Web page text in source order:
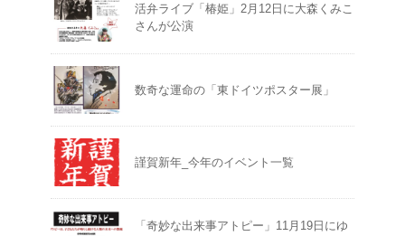
活弁ライブ「椿姫」2月12日に大森くみこ
さんが公演
数奇な運命の「東ドイツポスター展」
謹賀新年_今年のイベント一覧
「奇妙な出来事アトピー」11月19日にゆ